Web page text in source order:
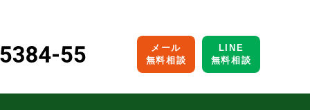
メール
無料相談
LINE
無料相談